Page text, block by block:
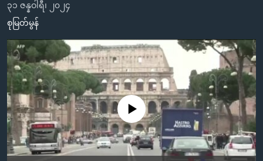
သို့
ကျော်
ကြည့်
ရန်
ပင်မ
အ
ညွန်း
စာမျက်နှာ
သို့
ကျော်
အစ္စရေး-ပါလက်စတိုင်း
အင်္ဂလိပ်စာလေ့လာမယ်
မကြေးမုံရဲ့ အင်္ဂလိပ်စာ
ရုပ်ရှင်ထဲက အင်္ဂလိပ်စာ
သုတပဒေသာ အင်္ဂလိပ်စာ
ရေဒီယို
တီဗွီ
ရေဒီယိုနှင့်ရုပ်သံ အချက်အလက်များ
ရေဒီယို/တီဗွီအစီအစဉ်
Learning English
ဗွီအိုအေ လူမှုကွန်ယက်များ
၃၁ ဇန္နဝါရီ၊ ၂၀၂၄
စုမြတ်မွန်
No media source currently available